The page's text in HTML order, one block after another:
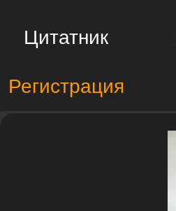
Цитатник
Регистрация